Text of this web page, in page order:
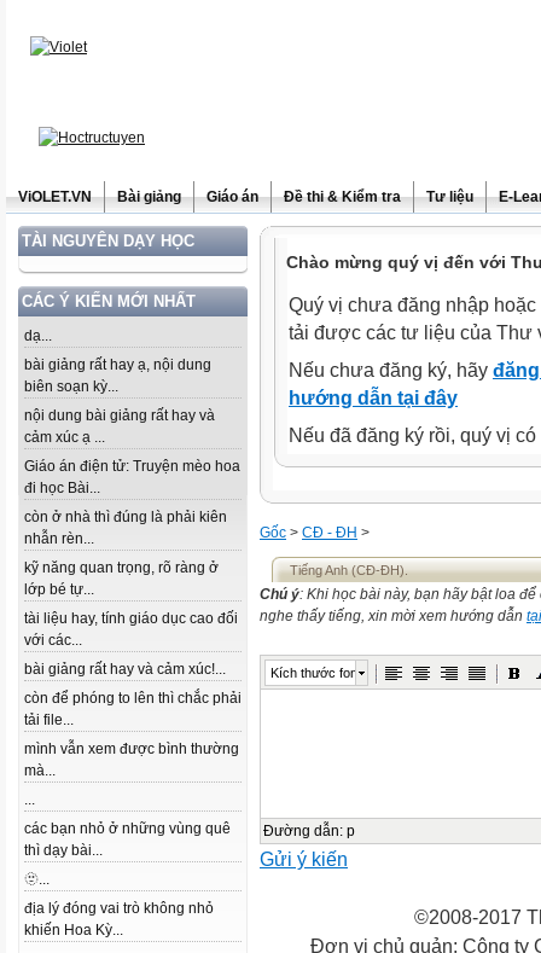
ViOLET.VN Bài giảng Giáo án Đề thi & Kiểm tra Tư liệu E-
TÀI NGUYÊN DẠY HỌC
CÁC Ý KIẾN MỚI NHẤT
dạ...
bài giảng rất hay ạ, nội dung
biên soạn kỳ...
nội dung bài giảng rất hay và
cảm xúc ạ ...
Giáo án điện tử: Truyện mèo hoa
đi học Bài...
còn ở nhà thì đúng là phải kiên
nhẫn rèn...
kỹ năng quan trọng, rõ ràng ở
lớp bé tự...
tài liệu hay, tính giáo dục cao đối
với các...
bài giảng rất hay và cảm xúc!...
còn để phóng to lên thì chắc phải
tải file...
mình vẫn xem được bình thường
mà...
...
các bạn nhỏ ở những vùng quê
thì dạy bài...
🫥...
địa lý đóng vai trò không nhỏ
khiến Hoa Kỳ...
Chào mừng quý vị đến với
Quý vị chưa đăng nhập
tải được các tư liệu của Thư
Nếu chưa đăng ký, hãy
hướng dẫn tại đây
Nếu đã đăng ký rồi, quý vị
Gốc > CĐ - ĐH >
Tiếng Anh (CĐ-ĐH).
Chú ý: Khi học bài này, bạn hãy bật loa
nghe thấy tiếng, xin mời xem hướng dẫn
Kích thước font
Đường dẫn: p
Gửi ý kiến
©2008-2017
Đơn vị chủ quản: Công ty